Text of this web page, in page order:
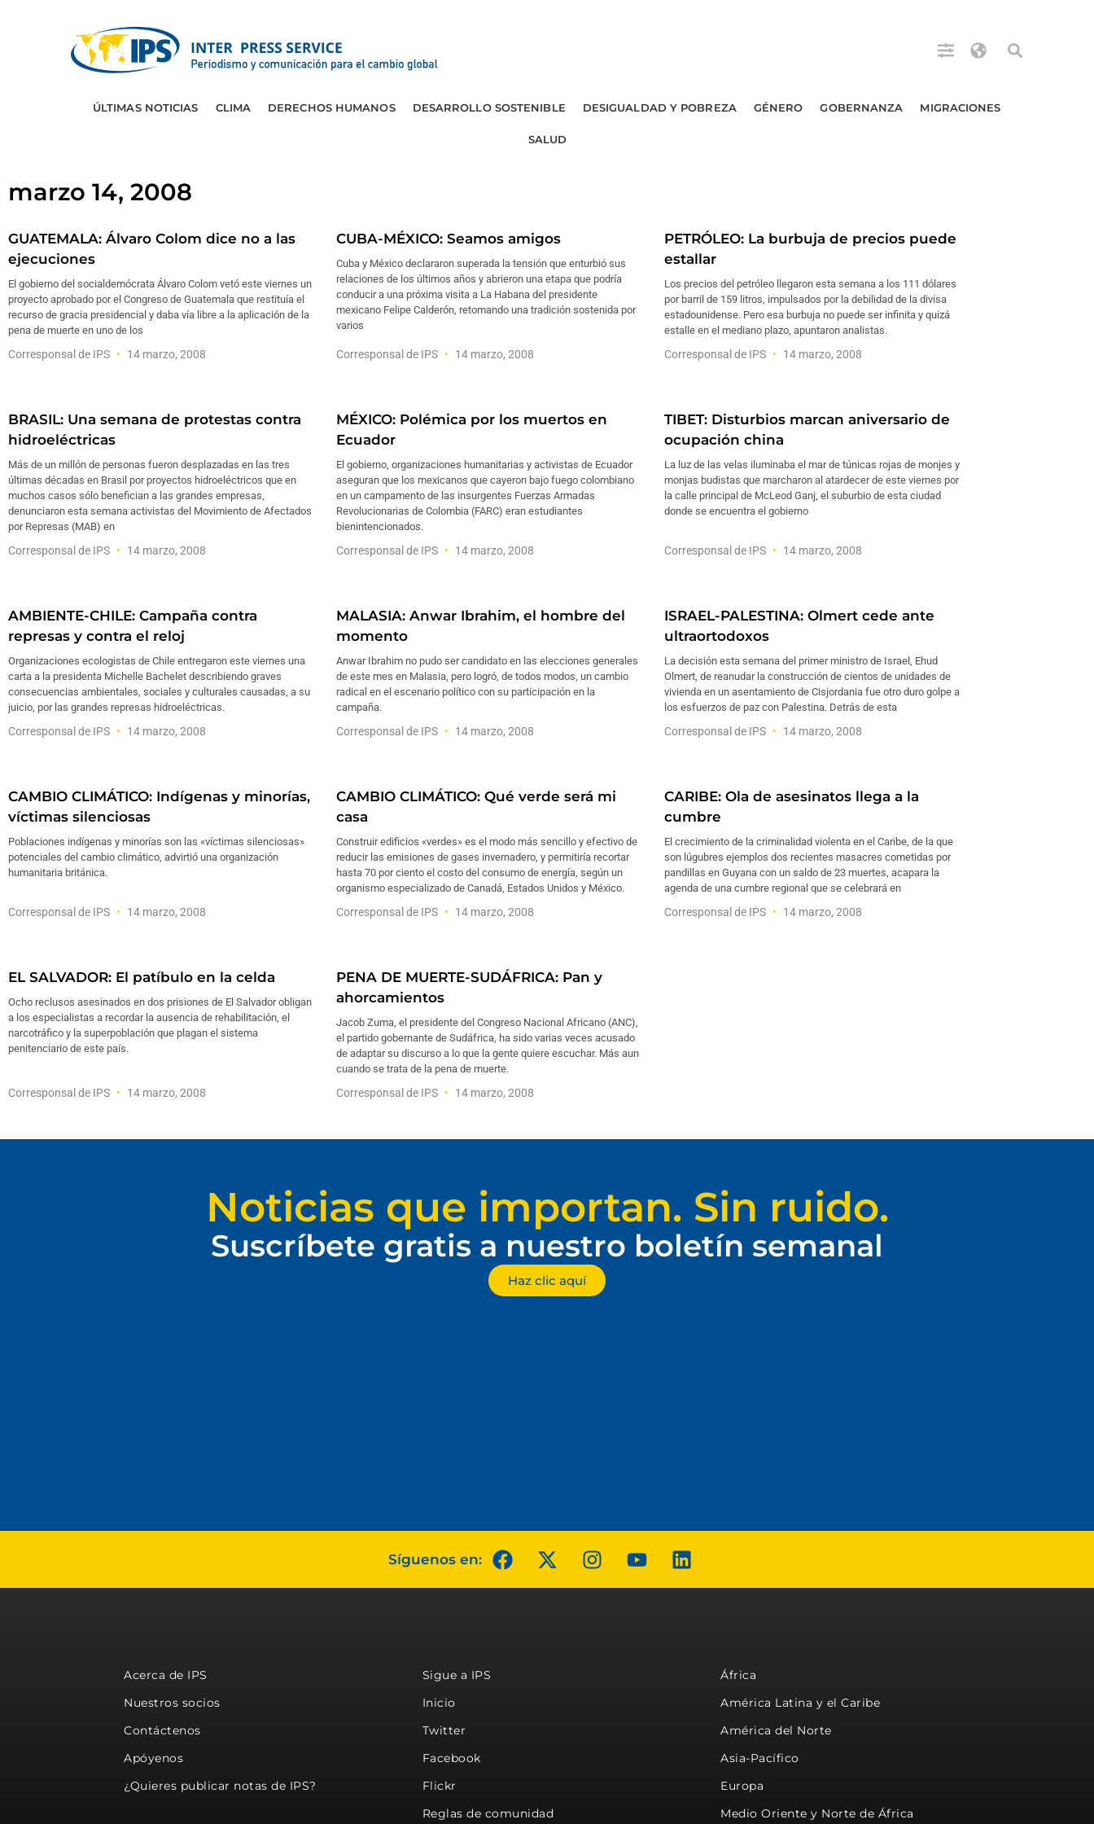
ÚLTIMAS NOTICIAS CLIMA DERECHOS HUMANOS DESARROLLO SOSTENIBLE DESIGUALDAD Y POBREZA GÉNERO GOBERNANZA MIGRACIONES
SALUD
marzo 14, 2008
GUATEMALA: Álvaro Colom dice no a las
ejecuciones
El gobierno del socialdemócrata Álvaro Colom vetó este viernes un
proyecto aprobado por el Congreso de Guatemala que restituía el
recurso de gracia presidencial y daba vía libre a la aplicación de la
pena de muerte en uno de los
Corresponsal de IPS 14 marzo, 2008
CUBA-MÉXICO: Seamos amigos
Cuba y México declararon superada la tensión que enturbió sus
relaciones de los últimos años y abrieron una etapa que podría
conducir a una próxima visita a La Habana del presidente
mexicano Felipe Calderón, retomando una tradición sostenida por
varios
Corresponsal de IPS 14 marzo, 2008
PETRÓLEO: La burbuja de precios puede
estallar
Los precios del petróleo llegaron esta semana a los 111 dólares
por barril de 159 litros, impulsados por la debilidad de la divisa
estadounidense. Pero esa burbuja no puede ser infinita y quizá
estalle en el mediano plazo, apuntaron analistas.
Corresponsal de IPS 14 marzo, 2008
BRASIL: Una semana de protestas contra
hidroeléctricas
Más de un millón de personas fueron desplazadas en las tres
últimas décadas en Brasil por proyectos hidroeléctricos que en
muchos casos sólo benefician a las grandes empresas,
denunciaron esta semana activistas del Movimiento de Afectados
por Represas (MAB) en
Corresponsal de IPS 14 marzo, 2008
MÉXICO: Polémica por los muertos en
Ecuador
El gobierno, organizaciones humanitarias y activistas de Ecuador
aseguran que los mexicanos que cayeron bajo fuego colombiano
en un campamento de las insurgentes Fuerzas Armadas
Revolucionarias de Colombia (FARC) eran estudiantes
bienintencionados.
Corresponsal de IPS 14 marzo, 2008
TIBET: Disturbios marcan aniversario de
ocupación china
La luz de las velas iluminaba el mar de túnicas rojas de monjes y
monjas budistas que marcharon al atardecer de este viernes por
la calle principal de McLeod Ganj, el suburbio de esta ciudad
donde se encuentra el gobierno
Corresponsal de IPS 14 marzo, 2008
AMBIENTE-CHILE: Campaña contra
represas y contra el reloj
Organizaciones ecologistas de Chile entregaron este viernes una
carta a la presidenta Michelle Bachelet describiendo graves
consecuencias ambientales, sociales y culturales causadas, a su
juicio, por las grandes represas hidroeléctricas.
Corresponsal de IPS 14 marzo, 2008
MALASIA: Anwar Ibrahim, el hombre del
momento
Anwar Ibrahim no pudo ser candidato en las elecciones generales
de este mes en Malasia, pero logró, de todos modos, un cambio
radical en el escenario político con su participación en la
campaña.
Corresponsal de IPS 14 marzo, 2008
ISRAEL-PALESTINA: Olmert cede ante
ultraortodoxos
La decisión esta semana del primer ministro de Israel, Ehud
Olmert, de reanudar la construcción de cientos de unidades de
vivienda en un asentamiento de Cisjordania fue otro duro golpe a
los esfuerzos de paz con Palestina. Detrás de esta
Corresponsal de IPS 14 marzo, 2008
CAMBIO CLIMÁTICO: Indígenas y minorías,
víctimas silenciosas
Poblaciones indígenas y minorías son las «víctimas silenciosas»
potenciales del cambio climático, advirtió una organización
humanitaria británica.
Corresponsal de IPS 14 marzo, 2008
CAMBIO CLIMÁTICO: Qué verde será mi
casa
Construir edificios «verdes» es el modo más sencillo y efectivo de
reducir las emisiones de gases invernadero, y permitiría recortar
hasta 70 por ciento el costo del consumo de energía, según un
organismo especializado de Canadá, Estados Unidos y México.
Corresponsal de IPS 14 marzo, 2008
CARIBE: Ola de asesinatos llega a la
cumbre
El crecimiento de la criminalidad violenta en el Caribe, de la que
son lúgubres ejemplos dos recientes masacres cometidas por
pandillas en Guyana con un saldo de 23 muertes, acapara la
agenda de una cumbre regional que se celebrará en
Corresponsal de IPS 14 marzo, 2008
EL SALVADOR: El patíbulo en la celda
Ocho reclusos asesinados en dos prisiones de El Salvador obligan
a los especialistas a recordar la ausencia de rehabilitación, el
narcotráfico y la superpoblación que plagan el sistema
penitenciario de este país.
Corresponsal de IPS 14 marzo, 2008
PENA DE MUERTE-SUDÁFRICA: Pan y
ahorcamientos
Jacob Zuma, el presidente del Congreso Nacional Africano (ANC),
el partido gobernante de Sudáfrica, ha sido varias veces acusado
de adaptar su discurso a lo que la gente quiere escuchar. Más aun
cuando se trata de la pena de muerte.
Corresponsal de IPS 14 marzo, 2008
Noticias que importan. Sin ruido.
Suscríbete gratis a nuestro boletín semanal
Haz clic aquí
Síguenos en:
Acerca de IPS
Nuestros socios
Contáctenos
Apóyenos
¿Quieres publicar notas de IPS?
Sigue a IPS
Inicio
Twitter
Facebook
Flickr
Reglas de comunidad
África
América Latina y el Caribe
América del Norte
Asia-Pacífico
Europa
Medio Oriente y Norte de África